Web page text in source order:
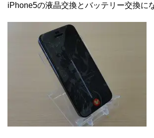
iPhone5の液晶交換とバッテリー交換に